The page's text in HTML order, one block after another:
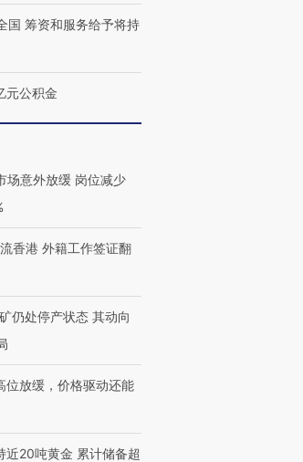
国 筹资和服务给予将持
元公积金
场意外放缓 岗位减少
香港 外籍工作签证翻
仍处停产状态 其动向
位放缓，价格驱动还能
近20吨黄金 累计储备超